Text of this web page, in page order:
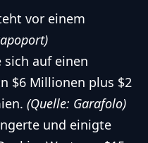
vor einem
sich auf einen
$6 Millionen plus $2
(Quelle: Garafolo)
und einigte